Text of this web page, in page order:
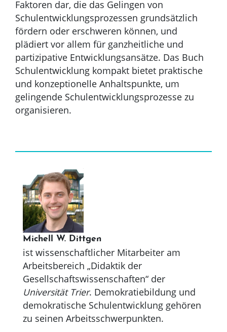
Faktoren dar, die das Gelingen von
Schulentwicklungsprozessen grundsätzlich
fördern oder erschweren können, und
plädiert vor allem für ganzheitliche und
partizipative Entwicklungsansätze. Das Buch
Schulentwicklung kompakt bietet praktische
und konzeptionelle Anhaltspunkte, um
gelingende Schulentwicklungsprozesse zu
organisieren.
Michell W. Dittgen
ist wissenschaftlicher Mitarbeiter am
Arbeitsbereich „Didaktik der
Gesellschaftswissenschaften“ der
Universität Trier. Demokratiebildung und
demokratische Schulentwicklung gehören
zu seinen Arbeitsschwerpunkten.